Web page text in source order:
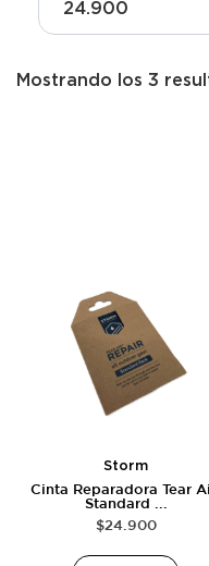
Mostrando los 3
Storm
Cinta Reparadora Tear
Standard ...
$24.900